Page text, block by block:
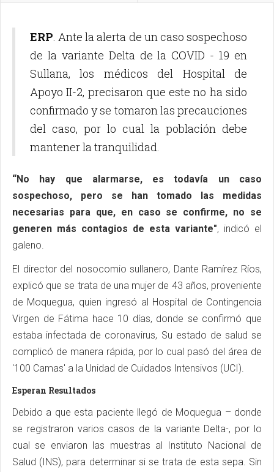
ERP. Ante la alerta de un caso sospechoso
de la variante Delta de la COVID - 19 en
Sullana, los médicos del Hospital de
Apoyo II-2, precisaron que este no ha sido
confirmado y se tomaron las precauciones
del caso, por lo cual la población debe
mantener la tranquilidad.
“No hay que alarmarse, es todavía un caso
sospechoso, pero se han tomado las medidas
necesarias para que, en caso se confirme, no se
generen más contagios de esta variante", indicó el
galeno.
El director del nosocomio sullanero, Dante Ramírez Ríos,
explicó que se trata de una mujer de 43 años, proveniente
de Moquegua, quien ingresó al Hospital de Contingencia
Virgen de Fátima hace 10 días, donde se confirmó que
estaba infectada de coronavirus, Su estado de salud se
complicó de manera rápida, por lo cual pasó del área de
'100 Camas' a la Unidad de Cuidados Intensivos (UCI).
Esperan Resultados
Debido a que esta paciente llegó de Moquegua – donde
se registraron varios casos de la variante Delta-, por lo
cual se enviaron las muestras al Instituto Nacional de
Salud (INS), para determinar si se trata de esta sepa. Sin